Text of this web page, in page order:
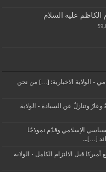
الكاظم عليه السلام
- الولاية الاخبارية: […] من نحن
وتنازلٌ عن السيادة - الولاية
الإسلامي وقدّم نموذجًا
[…]...
قبل الالتزام الكامل - الولاية